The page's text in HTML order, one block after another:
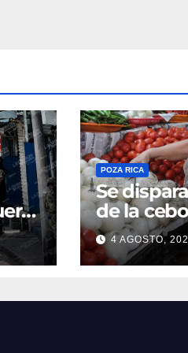
POZA RICA
Se
de la
huevo
4 AGOSTO,